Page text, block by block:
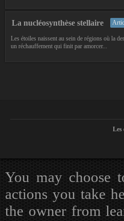
La nucléosynthèse stellaire
Les étoiles naissent au sein de régions où la
un réchauffement qui finit par amorcer...
Les
You may choose
actions you take
the owner from